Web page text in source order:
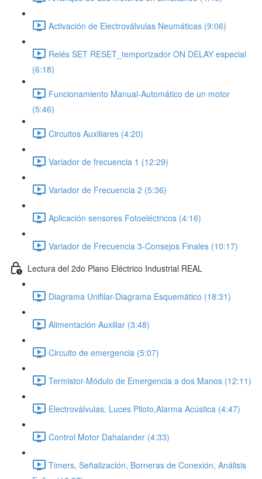
Activación de Electroválvulas Neumáticas (9:06)
Relés SET RESET_temporizador ON DELAY especial
(6:18)
Funcionamiento Manual-Automático de un motor
(5:46)
Circuitos Auxiliares (4:20)
Variador de frecuencia 1 (12:29)
Variador de Frecuencia 2 (5:36)
Aplicación sensores Fotoeléctricos (4:16)
Variador de Frecuencia 3-Consejos Finales (10:17)
Lectura del 2do Plano Eléctrico Industrial REAL
Diagrama Unifilar-Diagrama Esquemático (18:31)
Alimentación Auxiliar (3:48)
Circuito de emergencia (5:07)
Termistor-Módulo de Emergencia a dos Manos (12:11)
Electroválvulas, Luces Piloto,Alarma Acústica (4:47)
Control Motor Dahalander (4:33)
Timers, Señalización, Borneras de Conexión, Análisis